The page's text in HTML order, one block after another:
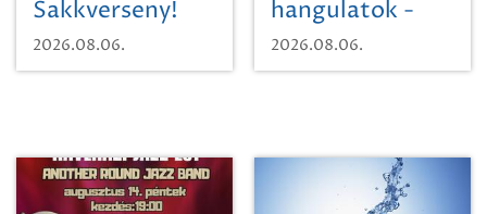
Sakkverseny!
2026.08.06.
hangulatok -
Mágnás Miska
2026.08.06.